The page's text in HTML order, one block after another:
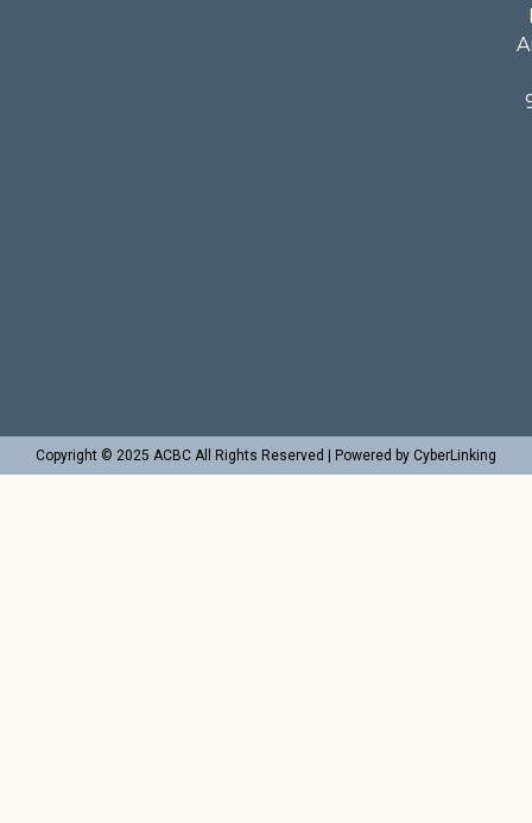
Copyright © 2025 ACBC All Rights Reserved | Powered by CyberLinking